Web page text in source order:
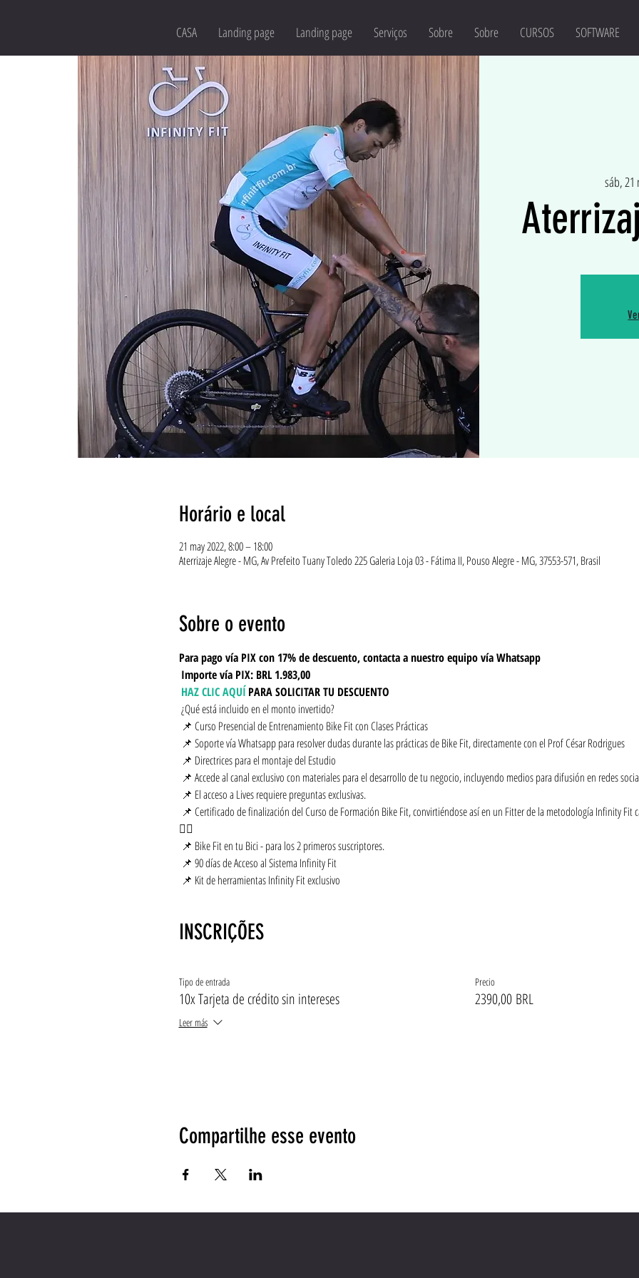
CASA Landing page Landing page Serviços Sobre Sobre CURSOS SOFTWARE
sáb, 21
Horário e local
21 may 2022, 8:00 – 18:00
Aterrizaje Alegre - MG, Av Prefeito Tuany Toledo 225 Galeria Loja 03 - Fátima II, Pouso Alegre - MG, 37553-571, Brasil
Sobre o evento
Para pago vía PIX con 17% de descuento, contacta a nuestro equipo vía Whatsapp
Importe vía PIX: BRL 1.983,00
HAZ CLIC AQUÍ PARA SOLICITAR TU DESCUENTO
¿Qué está incluido en el monto invertido?
📌 Curso Presencial de Entrenamiento Bike Fit con Clases Prácticas
📌 Soporte vía Whatsapp para resolver dudas durante las prácticas de Bike Fit, directamente con el Prof César Rodrigues
📌 Directrices para el montaje del Estudio
📌 Accede al canal exclusivo con materiales para el desarrollo de tu negocio, incluyendo medios para difusión en redes
📌 El acceso a Lives requiere preguntas exclusivas.
🚴‍♂️
📌 Bike Fit en tu Bici - para los 2 primeros suscriptores.
📌 90 días de Acceso al Sistema Infinity Fit
📌 Kit de herramientas Infinity Fit exclusivo
INSCRIÇÕES
Tipo de entrada
10x Tarjeta de crédito sin intereses
Leer más
Precio
2390,00 BRL
Compartilhe esse evento